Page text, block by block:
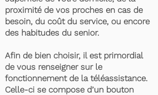
proximité de vos proches en cas de
besoin, du coût du service, ou encore
des habitudes du senior.
Afin de bien choisir, il est primordial
de vous renseigner sur le
fonctionnement de la téléassistance.
Celle-ci se compose d’un bouton